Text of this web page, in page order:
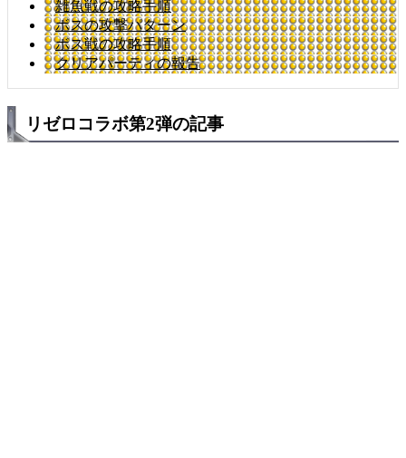
雑魚戦の攻略手順
ボスの攻撃パターン
ボス戦の攻略手順
クリアパーティの報告
リゼロコラボ第2弾の記事